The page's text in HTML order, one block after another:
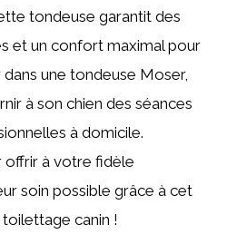
tondeuse garantit des
et un confort maximal pour
une tondeuse Moser,
à son chien des séances
à domicile.
offrir à votre fidèle
soin possible grâce à cet
canin !